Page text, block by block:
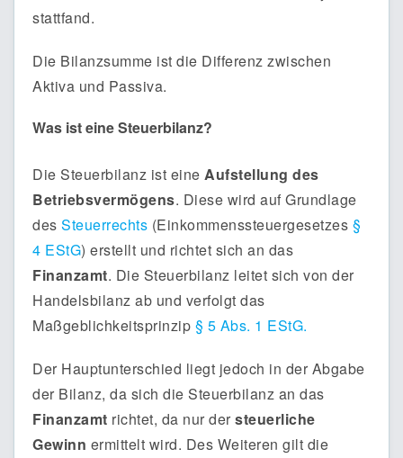
stattfand.
Die Bilanzsumme ist die Differenz zwischen
Aktiva und Passiva.
Was ist eine Steuerbilanz?
Die Steuerbilanz ist eine Aufstellung des
Betriebsvermögens. Diese wird auf Grundlage
des Steuerrechts (Einkommenssteuergesetzes §
4 EStG) erstellt und richtet sich an das
Finanzamt. Die Steuerbilanz leitet sich von der
Handelsbilanz ab und verfolgt das
Maßgeblichkeitsprinzip § 5 Abs. 1 EStG.
Der Hauptunterschied liegt jedoch in der Abgabe
der Bilanz, da sich die Steuerbilanz an das
Finanzamt richtet, da nur der steuerliche
Gewinn ermittelt wird. Des Weiteren gilt die